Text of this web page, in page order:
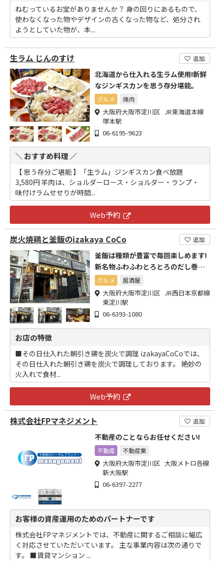
ねむっているお宝がありませんか？ 身の回りにあるもので、
使わなくなった物やデザインの古くなった物など、処分され
ようとしていた物が、本...
生ラム じんのすけ 追加
北海道から仕入れる生ラム使用!新鮮
なジンギスカンを思う存分堪能。
グルメ 焼肉
大阪府大阪市淀川区 JR東海道本線
塚本駅
06-6195-9623
＼ おすすめ料理 ／
【 思う存分ご堪能 】「生ラム」ジンギスカン食べ放題
3,580円 羊肉は、ショルダーロース・ショルダー・ランプ・
味付けラムせせりが時間...
Web予約
炭火焼鶏と釜飯のizakaya CoCo 追加
釜飯は種類が豊富で毎回楽しめます!
新名物ふわふわとろとろのだし巻き
たまごもご一緒に!
グルメ 居酒屋
大阪府大阪市淀川区 JR西日本京都線
東淀川駅
06-6393-1080
お店の特徴
■その日仕入れた朝引き鶏を炭火で調理 izakayaCoCoでは、
その日仕入れた朝引き鶏を炭火で調理しております。 絶妙の
火入れで食材...
Web予約
株式会社FPマネジメント 追加
不動産のことならお任せください!
不動産 不動産業
大阪府大阪市淀川区 大阪メトロ各線
新大阪駅
06-6397-2277
お客様の資産運用のためのパートナーです
株式会社FPマネジメントでは、不動産に関するご相談に幅広
く対応させていただいています。 主な事業内容は次の通りで
す。 ■賃貸マンション ...